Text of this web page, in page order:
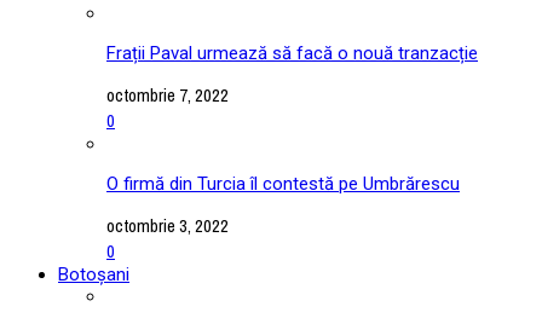
Frații Paval urmează să facă o nouă tranzacție
octombrie 7, 2022
0
O firmă din Turcia îl contestă pe Umbrărescu
octombrie 3, 2022
0
Botoșani